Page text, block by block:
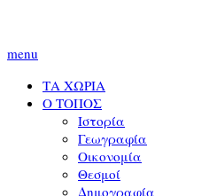
menu
ΤΑ ΧΩΡΙΑ
Ο ΤΟΠΟΣ
Ιστορία
Γεωγραφία
Οικονομία
Θεσμοί
Δημογραφία